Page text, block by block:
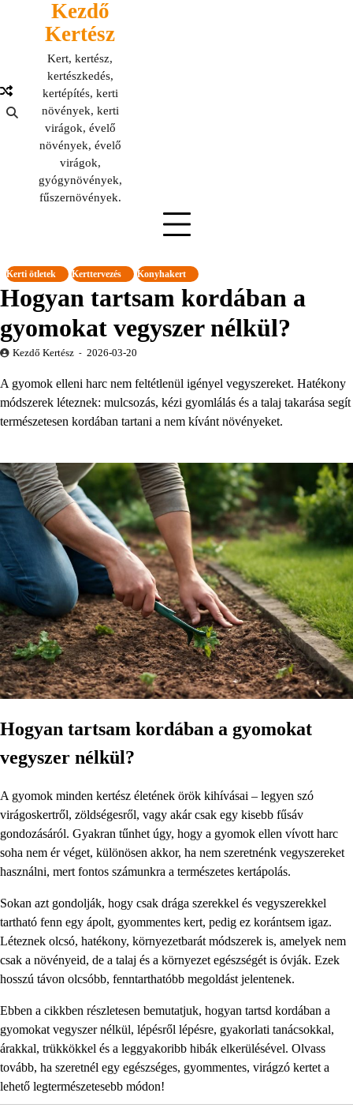
Kezdő
Kertész
Kert, kertész,
kertészkedés,
kertépítés, kerti
növények, kerti
virágok, évelő
növények, évelő
virágok,
gyógynövények,
fűszernövények.
Kerti ötletek Kerttervezés Konyhakert
Hogyan tartsam kordában a
gyomokat vegyszer nélkül?
Kezdő Kertész 2026-03-20
A gyomok elleni harc nem feltétlenül igényel vegyszereket. Hatékony
módszerek léteznek: mulcsozás, kézi gyomlálás és a talaj takarása segít
természetesen kordában tartani a nem kívánt növényeket.
Hogyan tartsam kordában a gyomokat
vegyszer nélkül?
A gyomok minden kertész életének örök kihívásai – legyen szó
virágoskertről, zöldségesről, vagy akár csak egy kisebb fűsáv
gondozásáról. Gyakran tűnhet úgy, hogy a gyomok ellen vívott harc
soha nem ér véget, különösen akkor, ha nem szeretnénk vegyszereket
használni, mert fontos számunkra a természetes kertápolás.
Sokan azt gondolják, hogy csak drága szerekkel és vegyszerekkel
tartható fenn egy ápolt, gyommentes kert, pedig ez korántsem igaz.
Léteznek olcsó, hatékony, környezetbarát módszerek is, amelyek nem
csak a növényeid, de a talaj és a környezet egészségét is óvják. Ezek
hosszú távon olcsóbb, fenntarthatóbb megoldást jelentenek.
Ebben a cikkben részletesen bemutatjuk, hogyan tartsd kordában a
gyomokat vegyszer nélkül, lépésről lépésre, gyakorlati tanácsokkal,
árakkal, trükkökkel és a leggyakoribb hibák elkerülésével. Olvass
tovább, ha szeretnél egy egészséges, gyommentes, virágzó kertet a
lehető legtermészetesebb módon!